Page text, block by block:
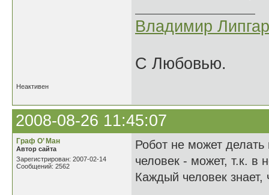
Владимир
С Любовью.
Неактивен
2008-08-26 11:45:07
Граф О’ Ман
Автор сайта
Зарегистрирован: 2007-02-14
Сообщений: 2562
Робот не может делать
человек - может, т.к. в
Каждый человек